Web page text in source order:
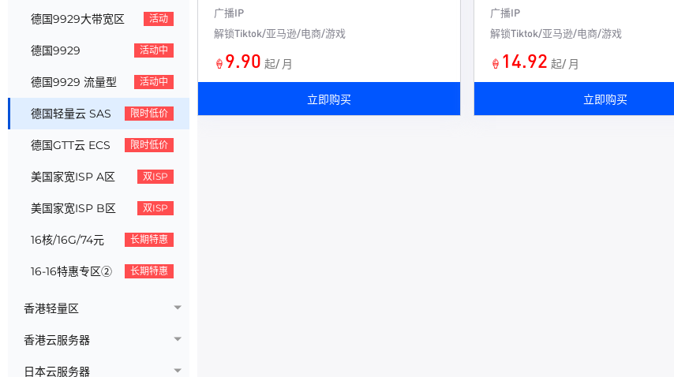
德国9929大带宽区 活动
德国9929 活动中
德国9929 流量型 活动中
德国轻量云 SAS 限时低价
德国GTT云 ECS 限时低价
美国家宽ISP A区 双ISP
美国家宽ISP B区 双ISP
16核/16G/74元 长期特惠
16-16特惠专区② 长期特惠
香港轻量区
香港云服务器
日本云服务器
广播IP
解锁Tiktok/亚马逊/电商/游戏
🍦 9.90 起/ 月
立即购买
广播IP
解锁Tiktok/亚马逊/电商/游戏
🍦 14.92 起/ 月
立即购买